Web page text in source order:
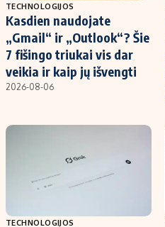
TECHNOLOGIJOS
Kasdien naudojate
„Gmail“ ir „Outlook“? Šie
7 fišingo triukai vis dar
veikia ir kaip jų išvengti
2026-08-06
TECHNOLOGIJOS